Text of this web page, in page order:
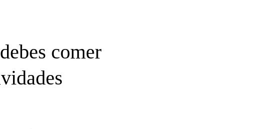
comer